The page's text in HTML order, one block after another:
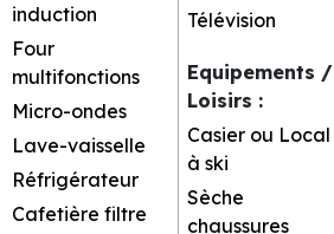
induction
Four
multifonctions
Micro-ondes
Lave-vaisselle
Réfrigérateur
Cafetière filtre
Télévision
Equipements /
Loisirs :
Casier ou Local
à ski
Sèche
chaussures